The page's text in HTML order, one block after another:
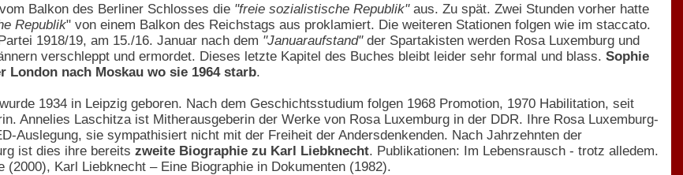
Balkon des Berliner Schlosses die "freie sozialistische Republik"aus. Zu spät. Zwei Stunden vorher hatte
Republik" von einem Balkon des Reichstags aus proklamiert. Die weiteren Stationen folgen wie im staccato.
1918/19, am 15./16. Januar nach dem "Januaraufstand"der Spartakisten werden Rosa Luxemburg und
verschleppt und ermordet. Dieses letzte Kapitel des Buches bleibt leider sehr formal und blass. Sophie
London nach Moskau wo sie 1964 starb.
1934 in Leipzig geboren. Nach dem Geschichtsstudium folgen 1968 Promotion, 1970 Habilitation, seit
Annelies Laschitza ist Mitherausgeberin der Werke von Rosa Luxemburg in der DDR. Ihre Rosa Luxemburg-
Auslegung, sie sympathisiert nicht mit der Freiheit der Andersdenkenden. Nach Jahrzehnten der
ist dies ihre bereits zweite Biographie zu Karl Liebknecht. Publikationen: Im Lebensrausch - trotz alledem.
(2000), Karl Liebknecht – Eine Biographie in Dokumenten (1982).